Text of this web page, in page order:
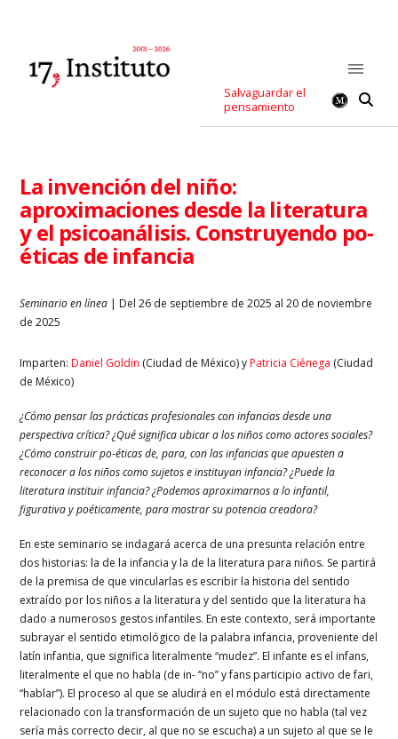
Salvaguardar el
pensamiento
La invención del niño:
aproximaciones desde la literatura
y el psicoanálisis. Construyendo po-
éticas de infancia
Seminario en línea | Del 26 de septiembre de 2025 al 20 de noviembre
de 2025
Imparten:Daniel Goldin (Ciudad de México) yPatricia Ciénega (Ciudad
de México)
¿Cómo pensar las prácticas profesionales con infancias desde una
perspectiva crítica? ¿Qué significa ubicar a los niños como actores sociales?
¿Cómo construir po-éticas de, para, con las infancias que apuesten a
reconocer a los niños como sujetos e instituyan infancia? ¿Puede la
literatura instituir infancia? ¿Podemos aproximarnos a lo infantil,
figurativa y poéticamente, para mostrar su potencia creadora?
En este seminario se indagará acerca de una presunta relación entre
dos historias: la de la infancia y la de la literatura para niños. Se partirá
de la premisa de que vincularlas es escribir la historia del sentido
extraído por los niños a la literatura y del sentido que la literatura ha
dado a numerosos gestos infantiles. En este contexto, será importante
subrayar el sentido etimológico de la palabra infancia, proveniente del
latín infantia, que significa literalmente “mudez”. El infante es el infans,
literalmente el que no habla (de in- “no” y fans participio activo de fari,
“hablar”). El proceso al que se aludirá en el módulo está directamente
relacionado con la transformación de un sujeto que no habla (tal vez
sería más correcto decir, al que no se escucha) a un sujeto al que se le